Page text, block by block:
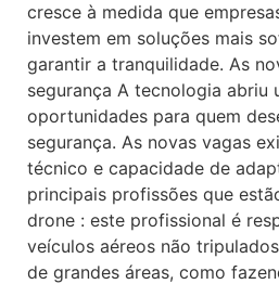
cresce à medida que
investem em soluções mais
garantir a tranquilidade. As
segurança A tecnologia abriu
oportunidades para quem
segurança. As novas vagas
técnico e capacidade de
principais profissões que
drone : este profissional é
veículos aéreos não
de grandes áreas, como